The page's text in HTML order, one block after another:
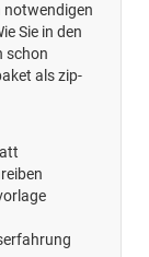
notwendigen
Sie in den
schon
als zip-